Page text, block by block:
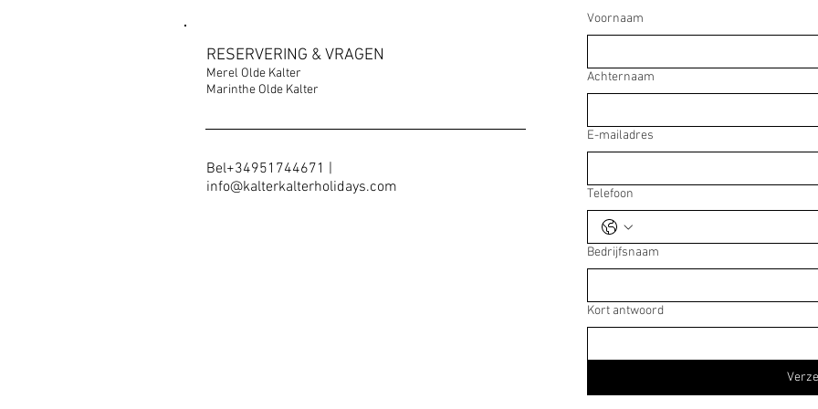
RESERVERING & VRAGEN
Merel Olde Kalter
Marinthe Olde Kalter
Bel+34951744671 |
info@kalterkalterholidays.com
Voornaam
Achternaam
E-mailadres
Telefoon
Bedrijfsnaam
Kort antwoord